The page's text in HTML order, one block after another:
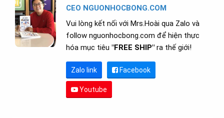
CEO NGUONHOCBONG.COM
Vui lòng kết nối với Mrs.Hoài qua Zalo và
follow nguonhocbong.com để hiện thực
hóa mục tiêu "FREE SHIP" ra thế giới!
Zalo link Facebook
Youtube